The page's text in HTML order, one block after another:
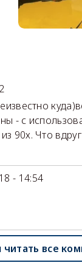
- с
90х. Что
- 14:54
все